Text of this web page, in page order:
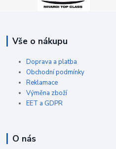
Vše o nákupu
Doprava a platba
Obchodní podmínky
Reklamace
Výměna zboží
EET a GDPR
O nás